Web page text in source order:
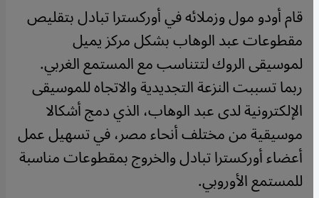
قام أودو مول وزملائه في أوركسترا تبادل بتقليص
مقطوعات عبد الوهاب بشكل مركز يميل
لموسيقى الروك لتتناسب مع المستمع الغربي.
ربما تسببت النزعة التجديدية والاتجاه للموسيقى
الإلكترونية لدى عبد الوهاب، الذي دمج أشكالا
موسيقية من مختلف أنحاء مصر، في تسهيل عمل
أعضاء أوركسترا تبادل والخروج بمقطوعات مناسبة
للمستمع الأوروبي.